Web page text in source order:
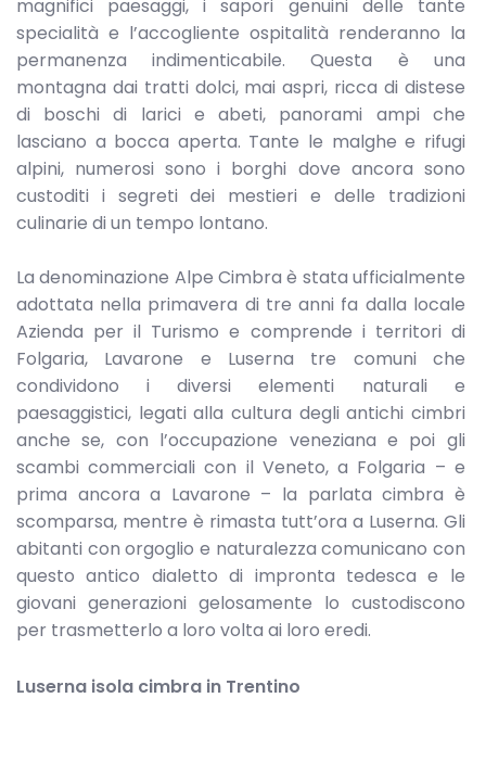
magnifici paesaggi, i sapori genuini delle tante
specialità e l’accogliente ospitalità renderanno la
permanenza indimenticabile. Questa è una
montagna dai tratti dolci, mai aspri, ricca di distese
di boschi di larici e abeti, panorami ampi che
lasciano a bocca aperta. Tante le malghe e rifugi
alpini, numerosi sono i borghi dove ancora sono
custoditi i segreti dei mestieri e delle tradizioni
culinarie di un tempo lontano.
La denominazione Alpe Cimbra è stata ufficialmente
adottata nella primavera di tre anni fa dalla locale
Azienda per il Turismo e comprende i territori di
Folgaria, Lavarone e Luserna tre comuni che
condividono i diversi elementi naturali e
paesaggistici, legati alla cultura degli antichi cimbri
anche se, con l’occupazione veneziana e poi gli
scambi commerciali con il Veneto, a Folgaria – e
prima ancora a Lavarone – la parlata cimbra è
scomparsa, mentre è rimasta tutt’ora a Luserna. Gli
abitanti con orgoglio e naturalezza comunicano con
questo antico dialetto di impronta tedesca e le
giovani generazioni gelosamente lo custodiscono
per trasmetterlo a loro volta ai loro eredi.
Luserna isola cimbra in Trentino